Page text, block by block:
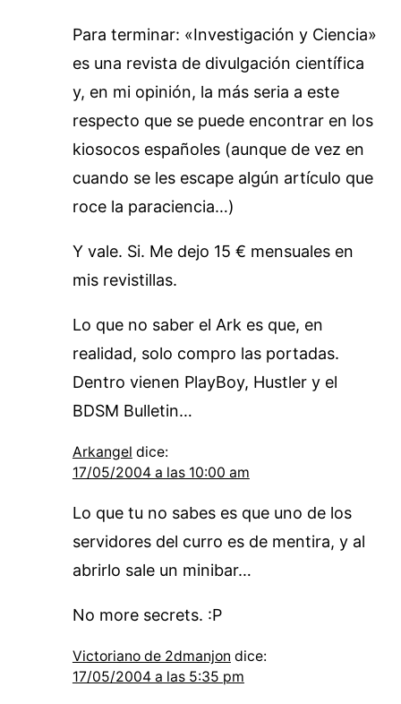
Para terminar: «Investigación y Ciencia»
es una revista de divulgación científica
y, en mi opinión, la más seria a este
respecto que se puede encontrar en los
kiosocos españoles (aunque de vez en
cuando se les escape algún artículo que
roce la paraciencia…)
Y vale. Si. Me dejo 15 € mensuales en
mis revistillas.
Lo que no saber el Ark es que, en
realidad, solo compro las portadas.
Dentro vienen PlayBoy, Hustler y el
BDSM Bulletin…
Arkangel dice:
17/05/2004 a las 10:00 am
Lo que tu no sabes es que uno de los
servidores del curro es de mentira, y al
abrirlo sale un minibar…
No more secrets. :P
Victoriano de 2dmanjon dice:
17/05/2004 a las 5:35 pm